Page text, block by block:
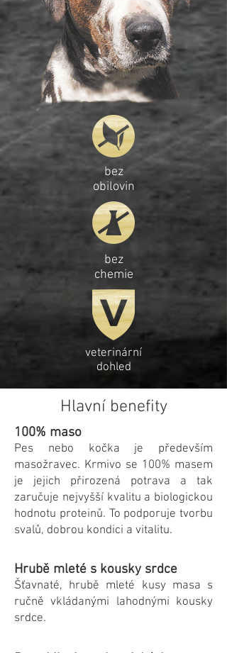
bez
obilovin
bez
chemie
veterinární
dohled
Hlavní benefity
100% maso
Pes nebo kočka je především
masožravec. Krmivo se 100% masem
je jejich přirozená potrava a tak
zaručuje nejvyšší kvalitu a biologickou
hodnotu proteinů. To podporuje tvorbu
svalů, dobrou kondici a vitalitu.
Hrubě mleté s kousky srdce
Šťavnaté, hrubě mleté kusy masa s
ručně vkládanými lahodnými kousky
srdce.